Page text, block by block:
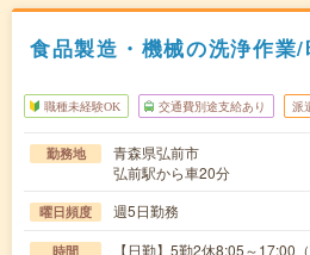
食品製造・機械の洗浄作業
職種未経験OK 交通費別途支給あり 派
勤務地
青森県弘前市
弘前駅から車20分
曜日頻度 週5日勤務
時間 【日勤】5勤2休8:05～17:00